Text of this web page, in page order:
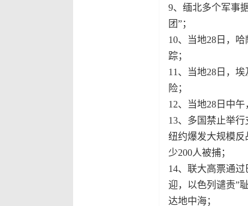
9、缅北多个军事
团”；
10、当地28日，
踪；
11、当地28日，
险；
12、当地28日中
13、多国禁止举
纽约爆发大规模
少200人被捕；
14、联大高票通
迎，以色列谴责”
达地中海；